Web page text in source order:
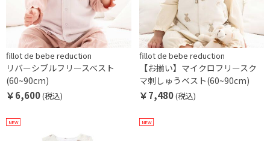
fillot de bebe reduction
リバーシブルフリースベスト
(60~90cm)
￥6,600(税込)
fillot de bebe reduction
【お揃い】マイクロフリースク
マ刺しゅうベスト(60~90cm)
￥7,480(税込)
NEW NEW